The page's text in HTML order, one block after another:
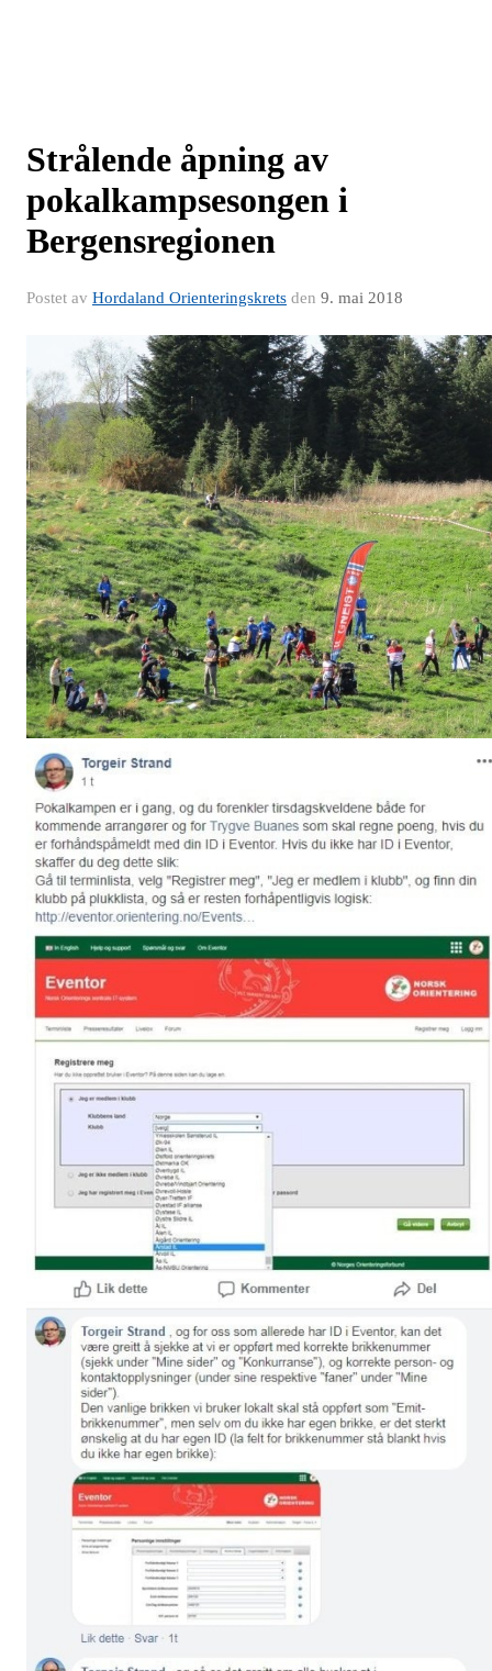
Strålende åpning av
pokalkampsesongen i
Bergensregionen
Postet av Hordaland Orienteringskrets den 9. mai 2018